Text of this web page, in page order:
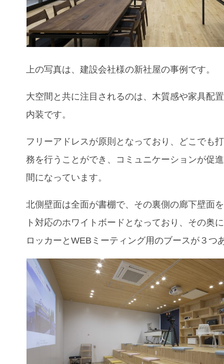
上の写真は、建設会社様の新社屋の事例です。
大空間と共に注目されるのは、木質感や家具配
内装です。
フリーアドレスが原則となっており、どこでも
務を行うことができ、コミュニケーションが促
間になっています。
北側壁面は全面が書棚で、その裏側の廊下壁面
ト対応のホワイトボードとなっており、その奥
ロッカーとWEBミーティング用のブースが３つ